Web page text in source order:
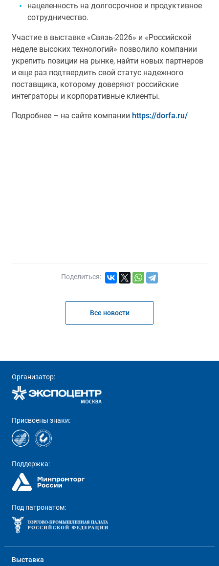
нацеленность на долгосрочное и продуктивное
сотрудничество.
Участие в выставке «Связь-2026» и «Российской
неделе высоких технологий» позволило компании
укрепить позиции на рынке, найти новых партнеров
и еще раз подтвердить свой статус надежного
поставщика, которому доверяют российские
интеграторы и корпоративные клиенты.
Подробнее – на сайте компании https://dorfa.ru/
Поделиться:
Все новости
Организатор:
Присвоены знаки:
Поддержка:
Под патронатом:
Выставка